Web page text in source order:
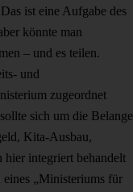
ist eine Aufgabe des
könnte man
– und es teilen.
und
zugeordnet
sich um die Belange
Kita-Ausbau,
integriert behandelt
„Ministeriums für